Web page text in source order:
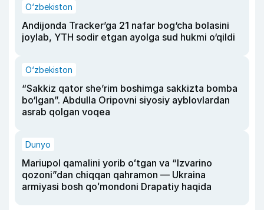
O‘zbekiston
Andijonda Tracker’ga 21 nafar bog‘cha bolasini
joylab, YTH sodir etgan ayolga sud hukmi o‘qildi
O‘zbekiston
“Sakkiz qator she’rim boshimga sakkizta bomba
bo‘lgan”. Abdulla Oripovni siyosiy ayblovlardan
asrab qolgan voqea
Dunyo
Mariupol qamalini yorib oʻtgan va “Izvarino
qozoni”dan chiqqan qahramon — Ukraina
armiyasi bosh qoʻmondoni Drapatiy haqida